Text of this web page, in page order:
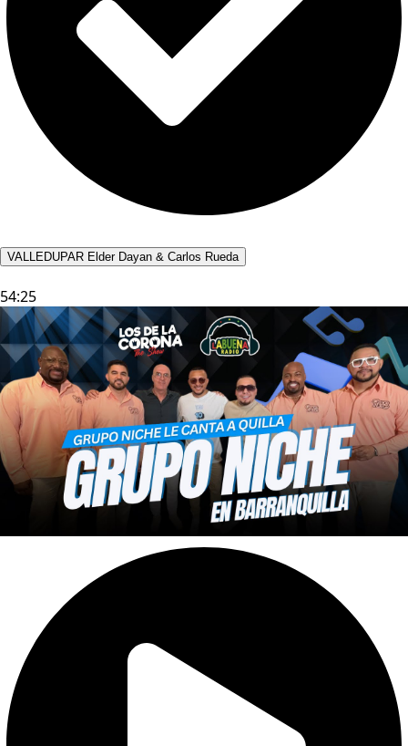
VALLEDUPAR Elder Dayan & Carlos Rueda
54:25